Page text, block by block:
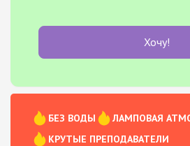
Хочу!
БЕЗ ВОДЫ
ЛАМПОВАЯ
КРУТЫЕ ПРЕПОДАВАТЕЛИ